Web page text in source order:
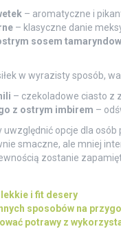
– aromatyczne i
– klasyczne danie
sosem
w wyrazisty sposób,
– czekoladowe ciasto z
z ostrym imbirem –
uwzględnić opcje dla
smaczne, ale mniej
zostanie
i fit desery
sposobów na
potrawy z